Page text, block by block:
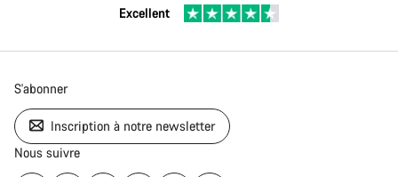
Excellent
S'abonner
Inscription à notre newsletter
Nous suivre